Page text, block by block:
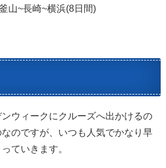
山~長崎~横浜(8日間)
ウィークにクルーズへ出かけるの
のですが、いつも人気でかなり早
ていきます。